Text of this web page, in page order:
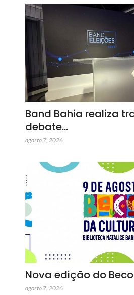
Band Bahia realiza
debate…
agosto 7, 2026
Nova edição do
agosto 7, 2026